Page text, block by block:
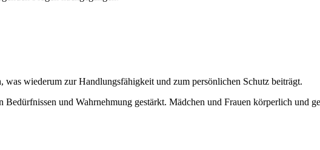
wiederum zur Handlungsfähigkeit und zum persönlichen Schutz beiträgt.
und Wahrnehmung gestärkt. Mädchen und Frauen körperlich und